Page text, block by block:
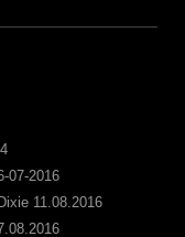
07-2016
11.08.2016